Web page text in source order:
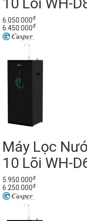
6.050.000đ
6.450.000đ
Máy Lọc
10 Lõi WH-
5.950.000đ
6.250.000đ